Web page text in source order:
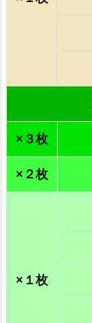
×３枚
×２枚
×１枚